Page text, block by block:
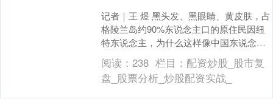
记者｜王 煜 黑头发、黑眼睛、黄皮肤，占
格陵兰岛约90%东说念主口的原住民因纽
特东说念主，为什么这样像中国东说念
主？他们是从那儿移动到岛上，是否果然
与中国存在关....
阅读：238 栏目： 配资炒股_股市复
盘_股票分析_炒股配资实战_